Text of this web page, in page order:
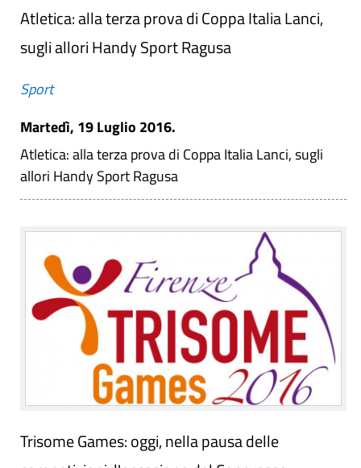
Atletica: alla terza prova di Coppa Italia Lanci,
sugli allori Handy Sport Ragusa
Sport
Martedì, 19 Luglio 2016.
Atletica: alla terza prova di Coppa Italia Lanci, sugli
allori Handy Sport Ragusa
Trisome Games: oggi, nella pausa delle